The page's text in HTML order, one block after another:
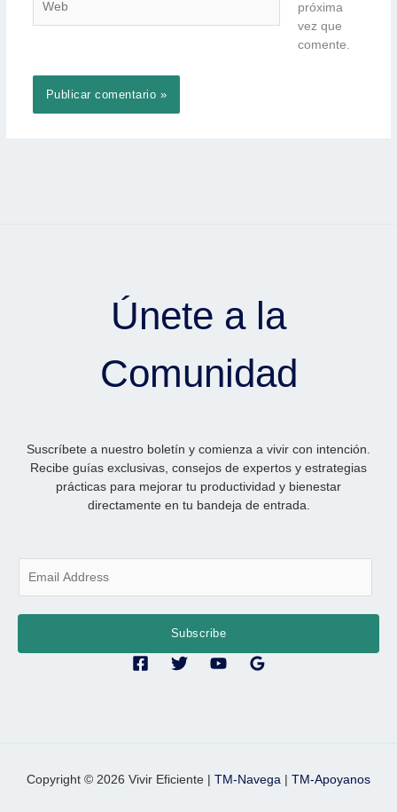
próxima
vez que
comente.
Únete a la
Comunidad
Suscríbete a nuestro boletín y comienza a vivir con intención.
Recibe guías exclusivas, consejos de expertos y estrategias
prácticas para mejorar tu productividad y bienestar
directamente en tu bandeja de entrada.
Subscribe
Copyright © 2026 Vivir Eficiente | TM-Navega TM-Apoyanos